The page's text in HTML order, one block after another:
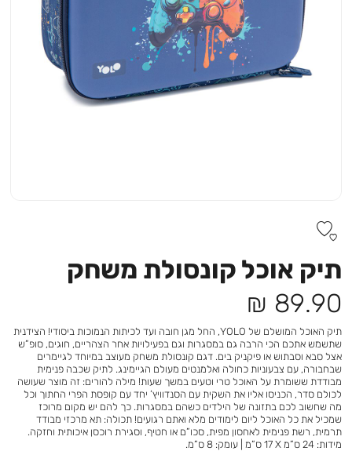
תיק אוכל קונסולת משחק
מחיר
מוצר
89.90 ₪
תיק האוכל המושלם של YOLO, החל מגן חובה ועד לכיתות הנמוכות ביסודי! הצידנית
שתשמש אתכם הכי הרבה גם במסגרות וגם בפעילויות אחר הצהריים, חוגים, סופ”ש
אצל סבא וסבתוש או פיקניק בים. דגם קונסולת משחק מעוצב במיוחד לגיימרים
שבחבורה, עם צבעוניות כחולה ואלמנטים מעולם הגיימינג. לתיק שכבה פנימית
מבודדת ששומרת על האוכל טרי וטעים במשך שעות! מילה להורים: זה מוצר שעושה
לכולם סדר, הכניסו אליו את השקית עם הסנדוויץ’ יחד עם קופסת הפרי החתוך וכל
מה שחשוב לכם בתזונה של הילדים כשהם במסגרות. כך להם יש מקום מרוכז
שמכיל את כל האוכל ליום לימודים מלא ואתם רגועים! תכולה: תא מרכזי מבודד
תרמית, רשת פנימית לאחסון מפית, סכו”ם או חטיף, וסגירת רוכסן איכותית וחזקה.
מידות: 24 ס”מ X ‏17 ס”מ | עומק: 8 ס”מ.